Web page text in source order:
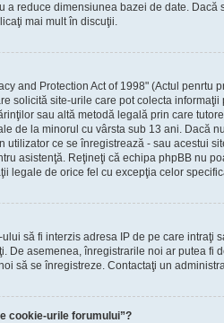
a reduce dimensiunea bazei de date. Dacă
mai mult în discuţii.
and Protection Act of 1998" (Actul penrtu
solicită site-urile care pot colecta
sau altă metodă legală prin care
de la minorul cu vârsta sub 13 ani. Dacă
utilizator ce se înregistrează - sau acestui
asistenţă. Reţineţi că echipa phpBB nu
legale de orice fel cu excepţia celor
să fi interzis adresa IP de pe care intraţi
De asemenea, înregistrarile noi ar putea fi
să se înregistreze. Contactaţi un
cookie-urile forumului”?